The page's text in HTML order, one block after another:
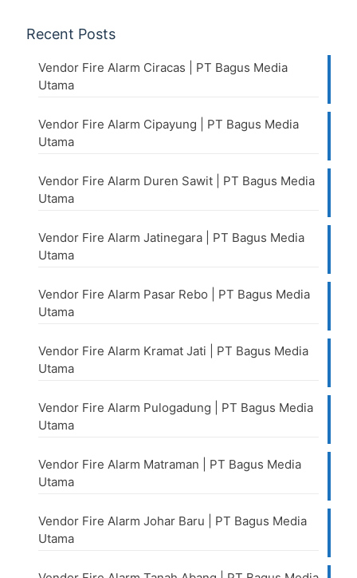
Recent Posts
Vendor Fire Alarm Ciracas | PT Bagus Media
Utama
Vendor Fire Alarm Cipayung | PT Bagus Media
Utama
Vendor Fire Alarm Duren Sawit | PT Bagus Media
Utama
Vendor Fire Alarm Jatinegara | PT Bagus Media
Utama
Vendor Fire Alarm Pasar Rebo | PT Bagus Media
Utama
Vendor Fire Alarm Kramat Jati | PT Bagus Media
Utama
Vendor Fire Alarm Pulogadung | PT Bagus Media
Utama
Vendor Fire Alarm Matraman | PT Bagus Media
Utama
Vendor Fire Alarm Johar Baru | PT Bagus Media
Utama